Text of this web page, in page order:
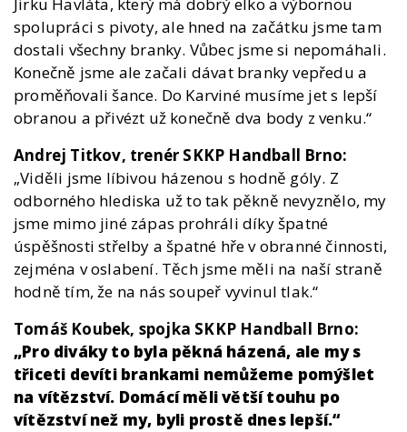
Jirku Havláta, který má dobrý elko a výbornou
spolupráci s pivoty, ale hned na začátku jsme tam
dostali všechny branky. Vůbec jsme si nepomáhali.
Konečně jsme ale začali dávat branky vepředu a
proměňovali šance. Do Karviné musíme jet s lepší
obranou a přivézt už konečně dva body z venku.“
Andrej Titkov, trenér SKKP Handball Brno:
„Viděli jsme líbivou házenou s hodně góly. Z
odborného hlediska už to tak pěkně nevyznělo, my
jsme mimo jiné zápas prohráli díky špatné
úspěšnosti střelby a špatné hře v obranné činnosti,
zejména v oslabení. Těch jsme měli na naší straně
hodně tím, že na nás soupeř vyvinul tlak.“
Tomáš Koubek, spojka SKKP Handball Brno:
„Pro diváky to byla pěkná házená, ale my s
třiceti devíti brankami nemůžeme pomýšlet
na vítězství. Domácí měli větší touhu po
vítězství než my, byli prostě dnes lepší.“